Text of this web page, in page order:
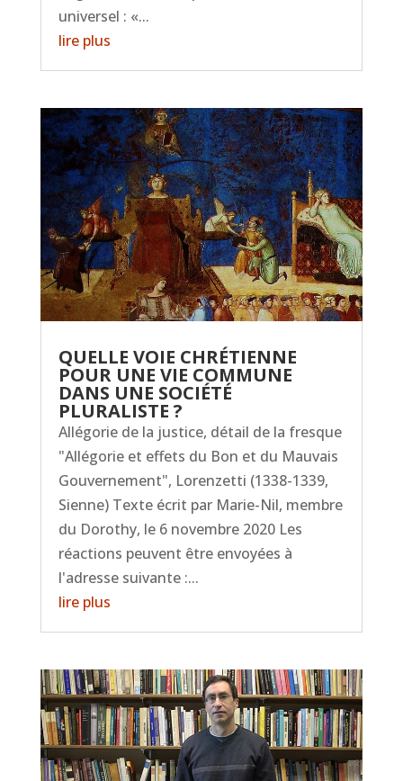
universel : «...
lire plus
QUELLE VOIE CHRÉTIENNE
POUR UNE VIE COMMUNE
DANS UNE SOCIÉTÉ
PLURALISTE ?
Allégorie de la justice, détail de la fresque
"Allégorie et effets du Bon et du Mauvais
Gouvernement", Lorenzetti (1338-1339,
Sienne) Texte écrit par Marie-Nil, membre
du Dorothy, le 6 novembre 2020 Les
réactions peuvent être envoyées à
l'adresse suivante :...
lire plus